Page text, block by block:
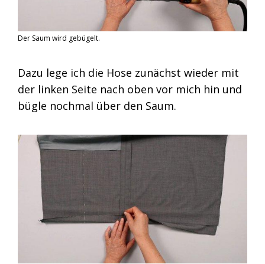
Der Saum wird gebügelt.
Dazu lege ich die Hose zunächst wieder mit
der linken Seite nach oben vor mich hin und
bügle nochmal über den Saum.